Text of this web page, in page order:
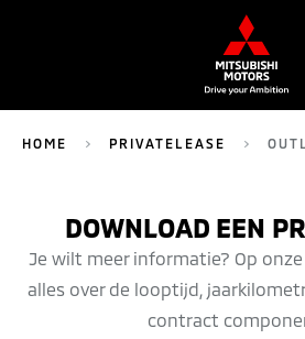
HOME PRIVATELEASE
DOWNLOAD EEN
Je wilt meer informatie? Op
alles over de looptijd,
contract